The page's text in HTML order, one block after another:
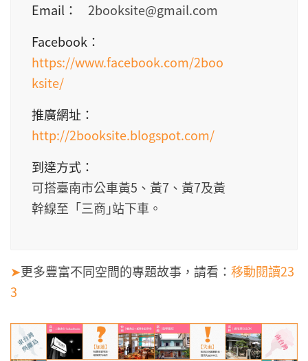
Email：
2booksite@gmail.com
Facebook：
https://www.facebook.com/2boo
ksite/
推廣網址：
http://2booksite.blogspot.com/
到達方式：
可搭臺南市公車黃5、黃7、黃7及黃
幹線至「三商｣站下車。
➤更多豐富不同空間的專題故事，請看： 移動閱讀23
3